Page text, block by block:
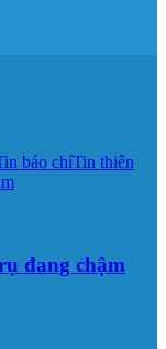
báo chíTin thiên
đang chậm